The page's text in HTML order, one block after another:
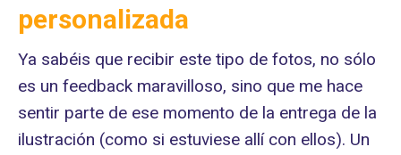
personalizada
Ya sabéis que recibir este tipo de fotos, no sólo
es un feedback maravilloso, sino que me hace
sentir parte de ese momento de la entrega de la
ilustración (como si estuviese allí con ellos). Un